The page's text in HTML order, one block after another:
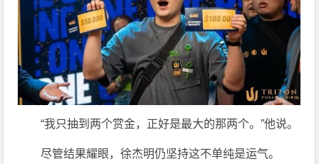
“我只抽到两个赏金，正好是最大的那两个。”他说。
尽管结果耀眼，徐杰明仍坚持这不单纯是运气。